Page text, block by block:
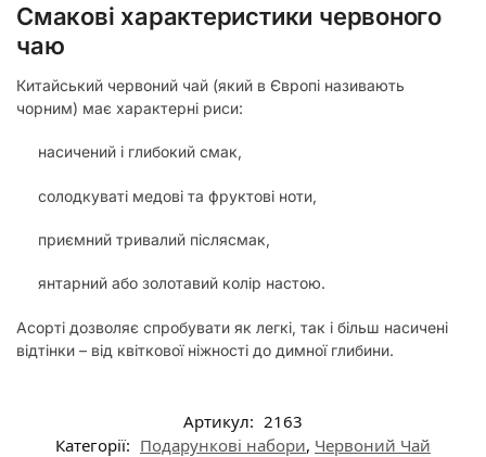
Смакові характеристики червоного
чаю
Китайський червоний чай (який в Європі називають
чорним) має характерні риси:
насичений і глибокий смак,
солодкуваті медові та фруктові ноти,
приємний тривалий післясмак,
янтарний або золотавий колір настою.
Асорті дозволяє спробувати як легкі, так і більш насичені
відтінки – від квіткової ніжності до димної глибини.
Артикул: 2163
Категорії: Подарункові набори, Червоний Чай